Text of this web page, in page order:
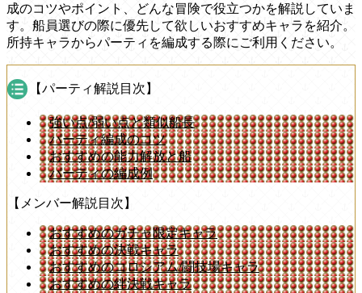
成のコツやポイント、どんな冒険で役立つかを解説していま
す。船員選びの際に優先して欲しいおすすめキャラを紹介。
所持キャラからパーティを編成する際にご利用ください。
【パーティ解説目次】
強い点/弱い点と類似船長
パーティ編成のコツ
おすすめの能力解放と船
パーティの編成例
【メンバー解説目次】
おすすめのガチャ限定キャラ
おすすめの決戦キャラ
おすすめのコロシアム/闘技場キャラ
おすすめの絆決戦キャラ